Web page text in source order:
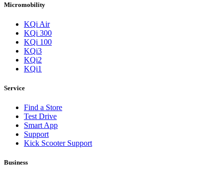
Micromobility
KQi Air
KQi 300
KQi 100
KQi3
KQi2
KQi1
Service
Find a Store
Test Drive
Smart App
Support
Kick Scooter Support
Business